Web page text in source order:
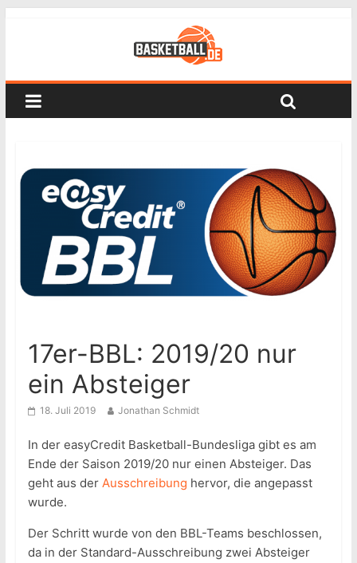
17er-BBL: 2019/20 nur
ein Absteiger
18. Juli 2019 Jonathan Schmidt
In der easyCredit Basketball-Bundesliga gibt es am
Ende der Saison 2019/20 nur einen Absteiger. Das
geht aus der Ausschreibung hervor, die angepasst
wurde.
Der Schritt wurde von den BBL-Teams beschlossen,
da in der Standard-Ausschreibung zwei Absteiger